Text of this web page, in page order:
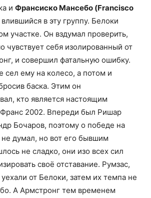
и Франсиско Мансебо (Francisco
влившийся в эту группу. Белоки
участке. Он вздумал проверить,
чувствует себя изолированный от
и совершил фатальную ошибку.
сел ему на колесо, а потом и
баска. Этим он
кто является настоящим
2002. Впереди был Ришар
Бочаров, поэтому о победе на
думал, но вот его бывшим
не сладко, они изо всех сил
своё отставание. Румзас,
от Белоки, затем их темпа не
А Армстронг тем временем